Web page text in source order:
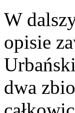
W
opisie
dwa